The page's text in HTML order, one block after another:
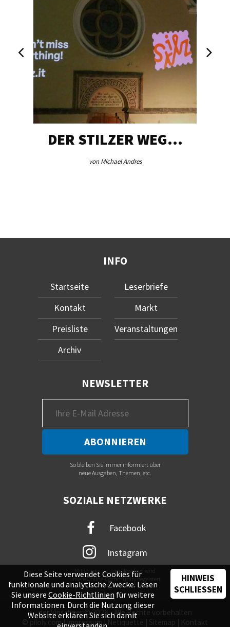
DER STILZER WEG…
von Michael Andres
INFO
Startseite
Kontakt
Preisliste
Archiv
Leserbriefe
Markt
Veranstaltungen
NEWSLETTER
So bleiben Sie immer informiert über
neue Ausgaben, Themen, etc.
SOZIALE NETZWERKE
Facebook
Instagram
Mit immer neuem Newsfeed wird
unsere Online-Community begeistert
der Vinschger © 2026 - Alle Rechte vorbehalten
© piloly.com |Impressum | Netiquette | Sitemap | Kontakt
Diese Seite verwendet Cookies für
funktionale und analytische Zwecke. Lesen
Sie unsere Cookie-Richtlinien für weitere
Informationen. Durch die Nutzung dieser
Website erklären Sie sich damit
HINWEIS
SCHLIESSEN